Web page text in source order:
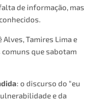
de informação, mas
Alves, Tamires Lima e
que sabotam
: o discurso do “eu
e da